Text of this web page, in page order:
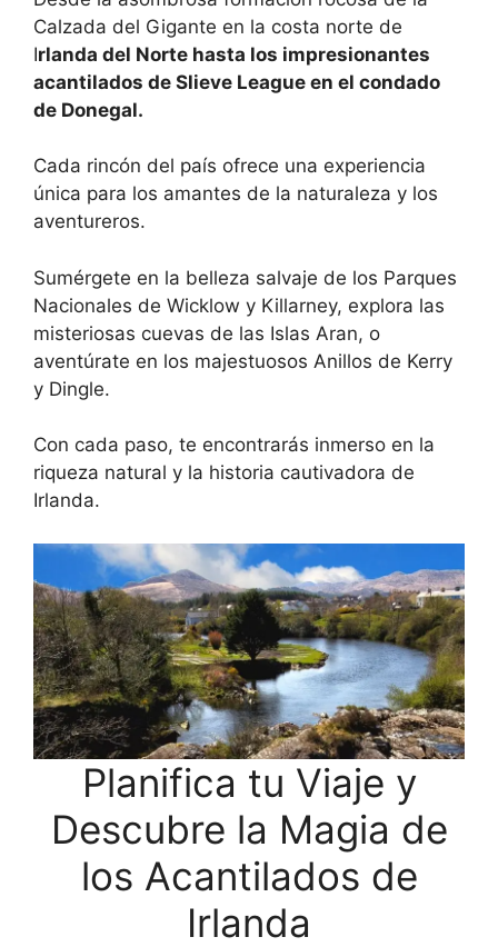
Calzada del Gigante en la costa norte de
Irlanda del Norte hasta los impresionantes
acantilados de Slieve League en el condado
de Donegal.
Cada rincón del país ofrece una experiencia
única para los amantes de la naturaleza y los
aventureros.
Sumérgete en la belleza salvaje de los Parques
Nacionales de Wicklow y Killarney, explora las
misteriosas cuevas de las Islas Aran, o
aventúrate en los majestuosos Anillos de Kerry
y Dingle.
Con cada paso, te encontrarás inmerso en la
riqueza natural y la historia cautivadora de
Irlanda.
Planifica tu Viaje y
Descubre la Magia de
los Acantilados de
Irlanda